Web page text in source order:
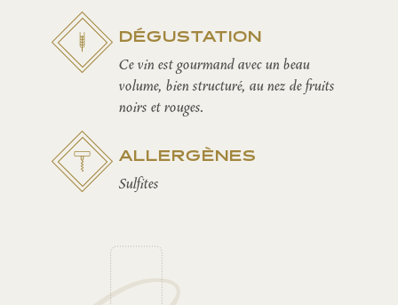
DÉGUSTATION
Ce vin est gourmand avec un beau
volume, bien structuré, au nez de fruits
noirs et rouges.
ALLERGÈNES
Sulfites